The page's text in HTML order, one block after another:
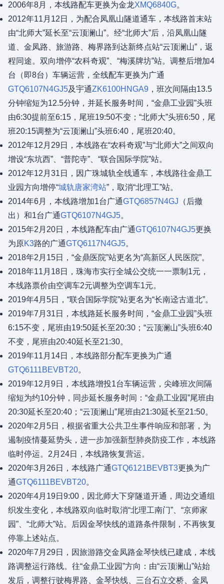
2006年8月，本线路配车更换为金龙XMQ6840G。
2012年11月12日，为配合凤凰山隧道通车，本线路首末站
由“北师大”延长至“云顶澜山”。经“北师大”后，沿凤凰山隧
道、金凤路、旅游路、梅界路到达新终点站“云顶澜山”，返
程同途。双向增停“农科奇观”、“梅溪牌坊”站。调整后增加4
台（即8台）车辆运营，全线配车更换为广通
GTQ6107N4GJ5及宇通ZK6100HNGA9 ，班次间隔由13.5
分钟缩短为12.5分钟，并延长服务时间，“金鼎工业园”头班
由6:30提前至6:15，尾班19:50不变；“北师大”头班6:50，尾
班20:15调整为“云顶澜山”头班6:40，尾班20:40。
2012年12月29日，本线路在“农科奇观”与“北师大”之间双向
增设“东坑西”、“普陀寺”、“联合国际学院”站。
2012年12月31日，因广珠城轨全线通车，本线路往金鼎工
业园方向增停“城轨唐家湾站”，取消“北理工”站。
2014年6月，本线路增加1台广通GTQ6857N4GJ （后撤
出）和1台广通GTQ6107N4GJ5。
2015年2月20日，本线路配车由广通GTQ6107N4GJ5更换
为原K3路的广通GTQ6117N4GJ5。
2018年2月15日，“金鼎医院”站更名为“高新区人民医院”。
2018年11月18日，珠海市实行全城公交统一一票制1元，
本线路票价由空调车2元调整为空调车1元。
2019年4月5日，“联合国际学院”站更名为“长南迳古道北”。
2019年7月31日，本线路延长服务时间，“金鼎工业园”头班
6:15不变，尾班由19:50延长至20:30；“云顶澜山”头班6:40
不变，尾班由20:40延长至21:30。
2019年11月14日，本线路部分配车更换为广通
GTQ6111BEVBT20。
2019年12月9日，本线路增投1台车辆运营，尖峰班次间隔
缩短为约10分钟，同步延长服务时间：“金鼎工业园”尾班由
20:30延长至20:40；“云顶澜山”尾班由21:30延长至21:50。
2020年2月5日，根据省重大公共卫生事件响应和部署，为
遏制疫情蔓延势头，进一步加强新型肺炎防疫工作，本线路
临时停运。2月24日，本线路恢复营运。
2020年3月26日，本线路广通GTQ6121BEVBT3更换为广
通GTQ6111BEVBT20。
2020年4月19日9:00，因北师大下穿隧道开通，周边交通组
织发生变化，本线路双向临时取消“北理工南门”、“京师家
园”、“北师大”站。后因金琴快线的道路条件限制，不再恢复
停靠上述站点。
2020年7月29日，因旅游路交金凤路金琴快线已建成，本线
路调整运行路线。往“金鼎工业园”方向：由“云顶澜山”站始
发后，调整行驶梅界路、金琴快线、三台石立交桥、金凤